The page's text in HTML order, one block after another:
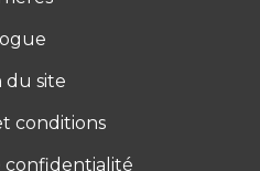
du site
conditions
confidentialité